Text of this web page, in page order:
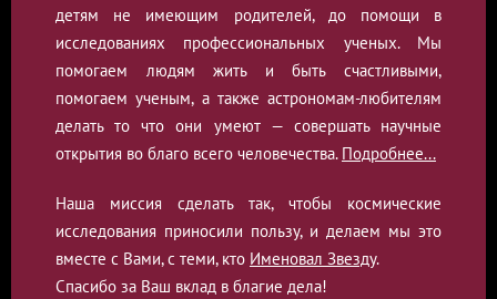
детям не имеющим родителей, до помощи в
исследованиях профессиональных ученых. Мы
помогаем людям жить и быть счастливыми,
помогаем ученым, а также астрономам-любителям
делать то что они умеют — совершать научные
открытия во благо всего человечества. Подробнее...
Наша миссия сделать так, чтобы космические
исследования приносили пользу, и делаем мы это
вместе с Вами, с теми, кто Именовал Звезду.
Спасибо за Ваш вклад в благие дела!